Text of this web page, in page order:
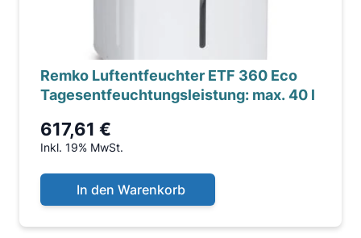
Remko Luftentfeuchter ETF 360 Eco
Tagesentfeuchtungsleistung: max. 40 l
617,61 €
Inkl. 19% MwSt.
In den Warenkorb